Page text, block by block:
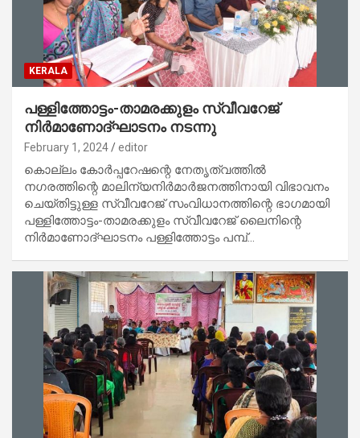
KERALA
പള്ളിത്തോട്ടം-താമരക്കുളം സ്വീവറേജ്
നിര്‍മാണോദ്ഘാടനം നടന്നു
February 1, 2024 editor
കൊല്ലം കോര്‍പ്പറേഷന്റെ നേതൃത്വത്തില്‍
നഗരത്തിന്റെ മാലിന്യനിര്‍മാര്‍ജനത്തിനായി വിഭാവനം
ചെയ്തിട്ടുള്ള സ്വീവറേജ് സംവിധാനത്തിന്റെ ഭാഗമായി
പള്ളിത്തോട്ടം-താമരക്കുളം സ്വീവറേജ് ലൈനിന്റെ
നിര്‍മാണോദ്ഘാടനം പള്ളിത്തോട്ടം പമ്പ്…